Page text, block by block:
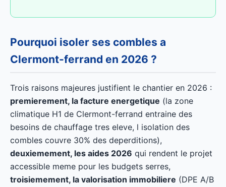
Pourquoi isoler ses combles a
Clermont-ferrand en 2026 ?
Trois raisons majeures justifient le chantier en 2026 :
premierement, la facture energetique (la zone
climatique H1 de Clermont-ferrand entraine des
besoins de chauffage tres eleve, l isolation des
combles couvre 30% des deperditions),
deuxiemement, les aides 2026 qui rendent le projet
accessible meme pour les budgets serres,
troisiemement, la valorisation immobiliere (DPE A/B